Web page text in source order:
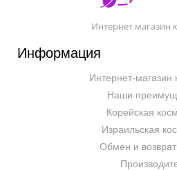
Интернет магазин
Информация
Интернет-магазин
Наши
Корейская
Израильская
Обмен и